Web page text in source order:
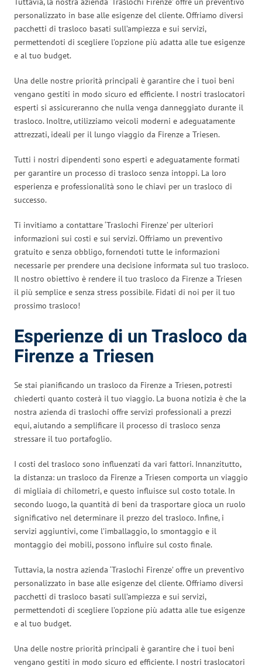
personalizzato in base alle esigenze del cliente. Offriamo diversi
pacchetti di trasloco basati sull’ampiezza e sui servizi,
permettendoti di scegliere l’opzione più adatta alle tue esigenze
e al tuo budget.
Una delle nostre priorità principali è garantire che i tuoi beni
vengano gestiti in modo sicuro ed efficiente. I nostri traslocatori
esperti si assicureranno che nulla venga danneggiato durante il
trasloco. Inoltre, utilizziamo veicoli moderni e adeguatamente
attrezzati, ideali per il lungo viaggio da Firenze a Triesen.
Tutti i nostri dipendenti sono esperti e adeguatamente formati
per garantire un processo di trasloco senza intoppi. La loro
esperienza e professionalità sono le chiavi per un trasloco di
successo.
Ti invitiamo a contattare ‘Traslochi Firenze’ per ulteriori
informazioni sui costi e sui servizi. Offriamo un preventivo
gratuito e senza obbligo, fornendoti tutte le informazioni
necessarie per prendere una decisione informata sul tuo trasloco.
Il nostro obiettivo è rendere il tuo trasloco da Firenze a Triesen
il più semplice e senza stress possibile. Fidati di noi per il tuo
prossimo trasloco!
Esperienze di un Trasloco da
Firenze a Triesen
Se stai pianificando un trasloco da Firenze a Triesen, potresti
chiederti quanto costerà il tuo viaggio. La buona notizia è che la
nostra azienda di traslochi offre servizi professionali a prezzi
equi, aiutando a semplificare il processo di trasloco senza
stressare il tuo portafoglio.
I costi del trasloco sono influenzati da vari fattori. Innanzitutto,
la distanza: un trasloco da Firenze a Triesen comporta un viaggio
di migliaia di chilometri, e questo influisce sul costo totale. In
secondo luogo, la quantità di beni da trasportare gioca un ruolo
significativo nel determinare il prezzo del trasloco. Infine, i
servizi aggiuntivi, come l’imballaggio, lo smontaggio e il
montaggio dei mobili, possono influire sul costo finale.
Tuttavia, la nostra azienda ‘Traslochi Firenze’ offre un preventivo
personalizzato in base alle esigenze del cliente. Offriamo diversi
pacchetti di trasloco basati sull’ampiezza e sui servizi,
permettendoti di scegliere l’opzione più adatta alle tue esigenze
e al tuo budget.
Una delle nostre priorità principali è garantire che i tuoi beni
vengano gestiti in modo sicuro ed efficiente. I nostri traslocatori